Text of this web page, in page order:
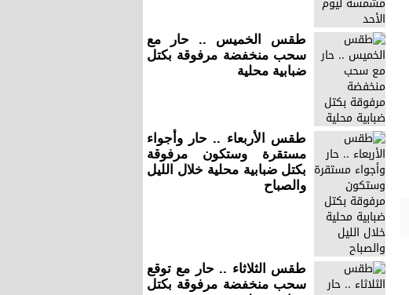
طقس الخميس .. حار مع
سحب منخفضة مرفوقة بكتل
ضبابية محلية
طقس الأربعاء .. حار وأجواء
مستقرة وستكون مرفوقة
بكتل ضبابية محلية خلال الليل
والصباح
طقس الثلاثاء .. حار مع توقع
سحب منخفضة مرفوقة بكتل